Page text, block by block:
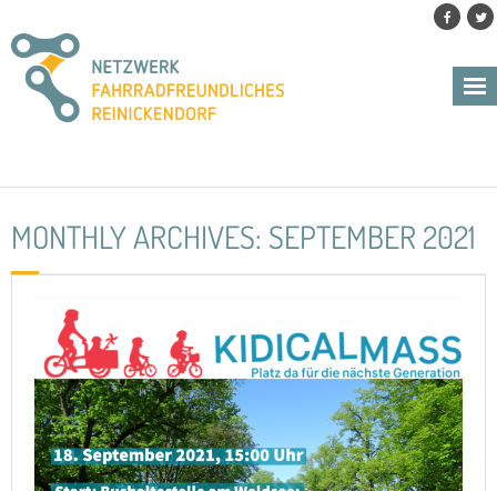
to
content
MONTHLY ARCHIVES: SEPTEMBER 2021